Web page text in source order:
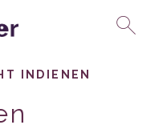
INDIENEN